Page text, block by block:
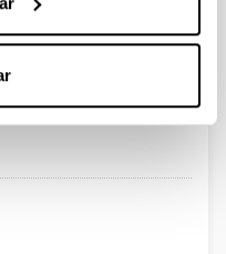
...Páginas intermedias Use TAB